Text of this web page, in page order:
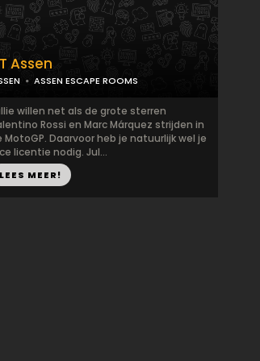
Assen
ASSEN ESCAPE ROOMS
willen net als de grote sterren
Rossi en Marc Márquez strijden in
MotoGP. Daarvoor heb je natuurlijk wel je
licentie nodig. Jul...
LEES MEER!